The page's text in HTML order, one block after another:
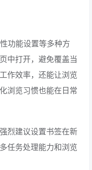
功能设置等多种方
中打开，避免覆盖当
作效率，还能让浏览
浏览习惯也能在日常
烈建议设置书签在新
任务处理能力和浏览